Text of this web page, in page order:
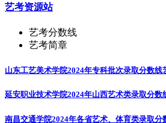
艺考资源站
艺考分数线
艺考简章
山东工艺美术学院2024年专科批次录取分数线
延安职业技术学院2024年山西艺术类录取分数
南昌交通学院2024年各省艺术、体育类录取分